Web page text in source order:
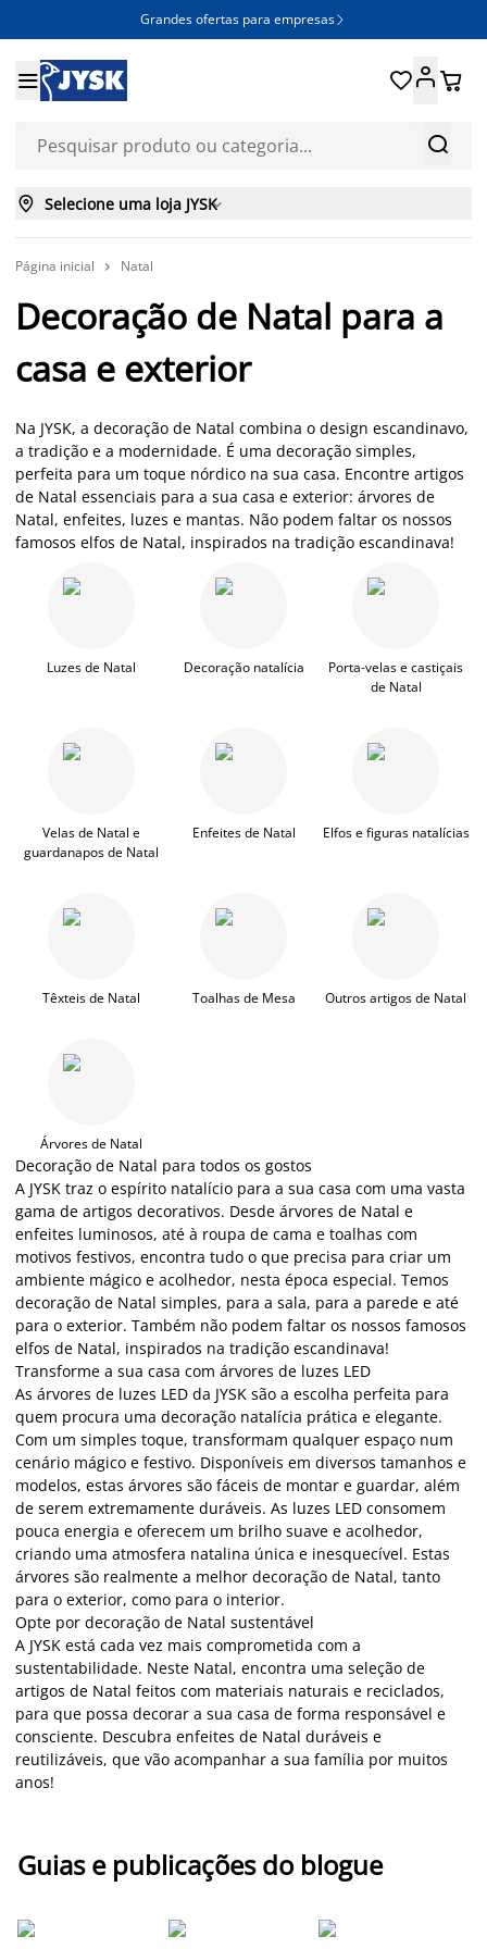
Grandes ofertas para empresas 


 
 Selecione uma loja JYSK
Página inicial  Natal
Decoração de Natal para a
casa e exterior
Na JYSK, a decoração de Natal combina o design escandinavo,
a tradição e a modernidade. É uma decoração simples,
perfeita para um toque nórdico na sua casa. Encontre artigos
de Natal essenciais para a sua casa e exterior: árvores de
Natal, enfeites, luzes e mantas. Não podem faltar os nossos
famosos elfos de Natal, inspirados na tradição escandinava!
Luzes de Natal Decoração natalícia
Porta-velas e castiçais
de Natal
Velas de Natal e
guardanapos de Natal
Enfeites de Natal Elfos e figuras natalícias
Têxteis de Natal Toalhas de Mesa Outros artigos de Natal
Árvores de Natal
Decoração de Natal para todos os gostos
A JYSK traz o espírito natalício para a sua casa com uma vasta
gama de artigos decorativos. Desde árvores de Natal e
enfeites luminosos, até à roupa de cama e toalhas com
motivos festivos, encontra tudo o que precisa para criar um
ambiente mágico e acolhedor, nesta época especial. Temos
decoração de Natal simples, para a sala, para a parede e até
para o exterior. Também não podem faltar os nossos famosos
elfos de Natal, inspirados na tradição escandinava!
Transforme a sua casa com árvores de luzes LED
As árvores de luzes LED da JYSK são a escolha perfeita para
quem procura uma decoração natalícia prática e elegante.
Com um simples toque, transformam qualquer espaço num
cenário mágico e festivo. Disponíveis em diversos tamanhos e
modelos, estas árvores são fáceis de montar e guardar, além
de serem extremamente duráveis. As luzes LED consomem
pouca energia e oferecem um brilho suave e acolhedor,
criando uma atmosfera natalina única e inesquecível. Estas
árvores são realmente a melhor decoração de Natal, tanto
para o exterior, como para o interior.
Opte por decoração de Natal sustentável
A JYSK está cada vez mais comprometida com a
sustentabilidade. Neste Natal, encontra uma seleção de
artigos de Natal feitos com materiais naturais e reciclados,
para que possa decorar a sua casa de forma responsável e
consciente. Descubra enfeites de Natal duráveis e
reutilizáveis, que vão acompanhar a sua família por muitos
anos!
Guias e publicações do blogue